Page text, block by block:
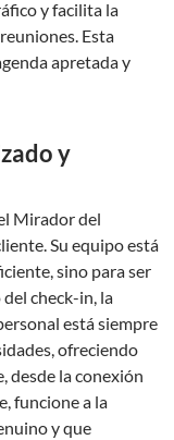
y facilita la
Esta
apretada y
y
Mirador del
Su equipo está
sino para ser
check-in, la
está siempre
ofreciendo
desde la conexión
funcione a la
y que